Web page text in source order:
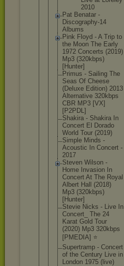
2010
Pat Benatar -
Discography-14
Albums
Pink Floyd - A Trip to
the Moon The Early
1972 Concerts (2019)
Mp3 (320kbps)
[Hunter]
Primus - Sailing The
Seas Of Cheese
(Deluxe Edition) 2013
Alternative 320kbps
CBR MP3 [VX]
[P2PDL]
Shakira - Shakira In
Concert El Dorado
World Tour (2019)
Simple Minds -
Acoustic In Concert -
2017
Steven Wilson -
Home Invasion In
Concert At The Royal
Albert Hall (2018)
Mp3 (320kbps)
[Hunter]
Stevie Nicks - Live In
Concert_ The 24
Karat Gold Tour
(2020) Mp3 320kbps
[PMEDIA] ⭐️
Supertramp - Concert
of the Century Live in
London 1975 (live)